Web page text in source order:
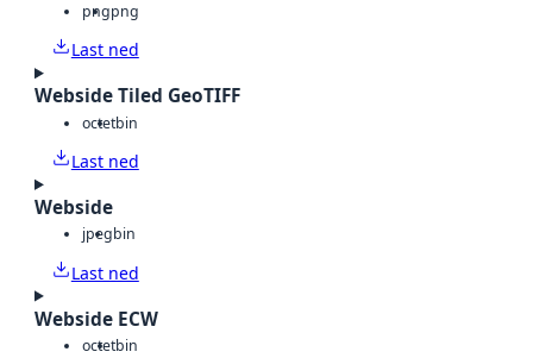
pngpng
Last ned
Webside Tiled GeoTIFF
octetbin
Last ned
Webside
jpegbin
Last ned
Webside ECW
octetbin